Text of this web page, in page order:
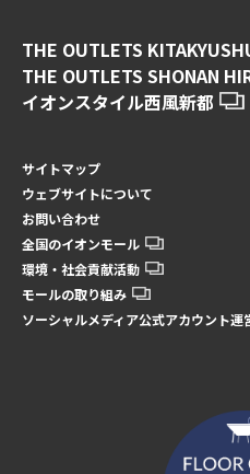
THE OUTLETS
THE OUTLETS SHONAN
イオンスタイル西風新都
サイトマップ
ウェブサイトについて
お問い合わせ
全国のイオンモール
環境・社会貢献活動
モールの取り組み
ソーシャルメディア公式アカウント運